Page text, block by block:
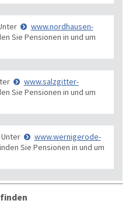
www.nordhausen-
Sie Pensionen in und um
www.salzgitter-
Sie Pensionen in und um
Unter
www.wernigerode-
Sie Pensionen in und um